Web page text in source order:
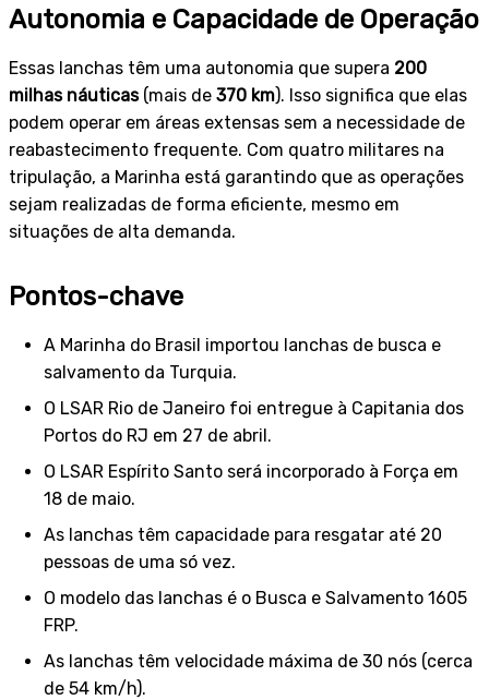
Autonomia e Capacidade de Operação
Essas lanchas têm uma autonomia que supera 200
milhas náuticas(mais de 370 km). Isso significa que elas
podem operar em áreas extensas sem a necessidade de
reabastecimento frequente. Com quatro militares na
tripulação, a Marinha está garantindo que as operações
sejam realizadas de forma eficiente, mesmo em
situações de alta demanda.
Pontos-chave
A Marinha do Brasil importou lanchas de busca e
salvamento da Turquia.
O LSAR Rio de Janeiro foi entregue à Capitania dos
Portos do RJ em 27 de abril.
O LSAR Espírito Santo será incorporado à Força em
18 de maio.
As lanchas têm capacidade para resgatar até 20
pessoas de uma só vez.
O modelo das lanchas é o Busca e Salvamento 1605
FRP.
As lanchas têm velocidade máxima de 30 nós (cerca
de 54 km/h).